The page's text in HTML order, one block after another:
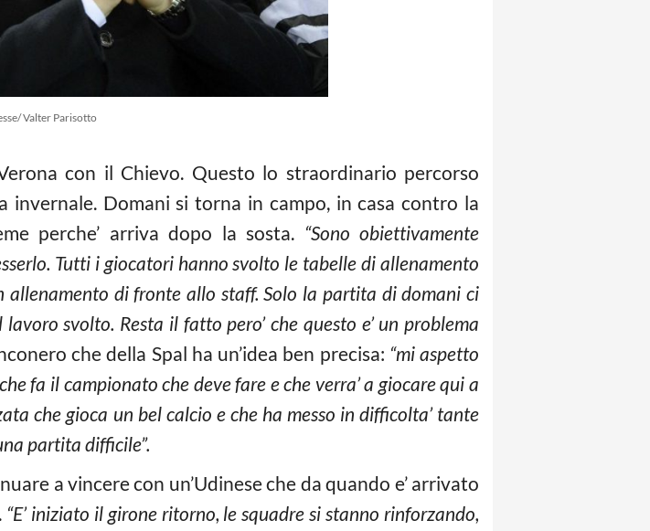
Valter Parisotto
con il Chievo. Questo lo straordinario percorso
invernale. Domani si torna in campo, in casa contro la
perche’ arriva dopo la sosta. “Sono obiettivamente
Tutti i giocatori hanno svolto le tabelle di allenamento
allenamento di fronte allo staff. Solo la partita di domani ci
svolto. Resta il fatto pero’ che questo e’ un problema
che della Spal ha un’idea ben precisa: “mi aspetto
fa il campionato che deve fare e che verra’ a giocare qui a
che gioca un bel calcio e che ha messo in difficolta’ tante
partita difficile”.
a vincere con un’Udinese che da quando e’ arrivato
“E’ iniziato il girone ritorno, le squadre si stanno rinforzando,